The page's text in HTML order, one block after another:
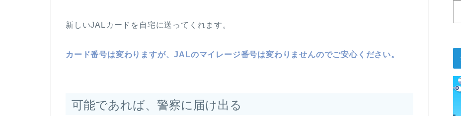
新しいJALカードを自宅に送ってくれます。
カード番号は変わりますが、JALのマイレージ番号は変わりませんのでご安心ください。
可能であれば、警察に届け出る